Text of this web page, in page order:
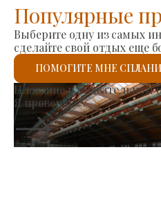
Популярные
Выберите одну из самых
сделайте свой отдых еще
ПОМОГИТЕ МНЕ